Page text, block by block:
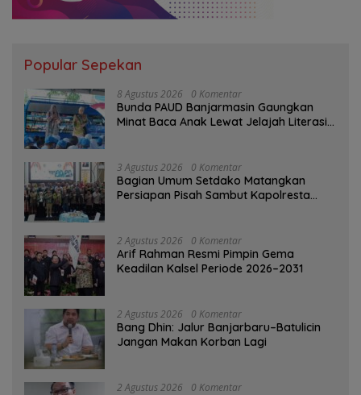
Popular Sepekan
8 Agustus 2026 0 Komentar
Bunda PAUD Banjarmasin Gaungkan
Minat Baca Anak Lewat Jelajah Literasi
3 Agustus 2026 0 Komentar
Bagian Umum Setdako Matangkan
Persiapan Pisah Sambut Kapolresta
2 Agustus 2026 0 Komentar
Arif Rahman Resmi Pimpin Gema
Keadilan Kalsel Periode 2026–2031
2 Agustus 2026 0 Komentar
Bang Dhin: Jalur Banjarbaru–Batulicin
Jangan Makan Korban Lagi
2 Agustus 2026 0 Komentar